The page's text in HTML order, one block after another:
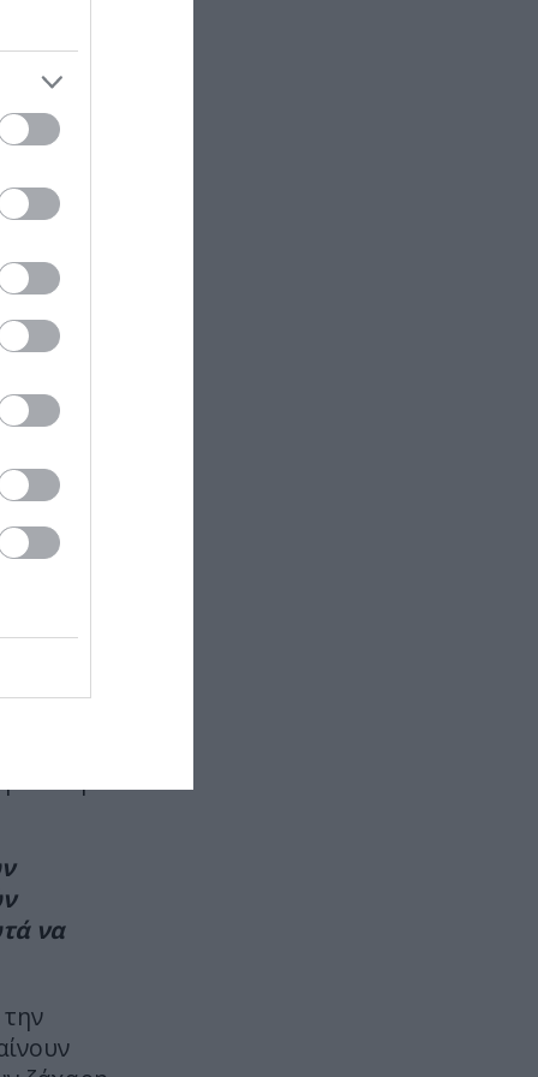
της
στο
είπε
η
για
να
Μοναχός στην Πάφο επιτέθηκε με